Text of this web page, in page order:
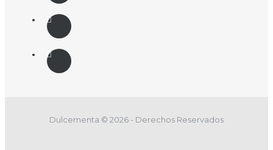
Dulcementa © 2026 - Derechos Reservados